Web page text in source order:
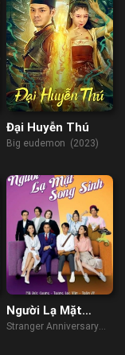
Đại Huyễn Thú
Big eudemon (2023)
Người Lạ Mặt
Song Sinh
Stranger Anniversary